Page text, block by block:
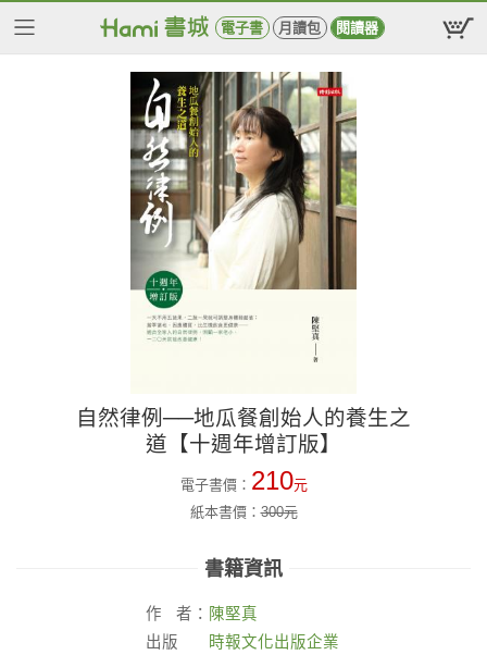
電子書 月讀包 閱讀器
自然律例──地瓜餐創始人的養生之
道【十週年增訂版】
電子書價： 210元
紙本書價：300元
書籍資訊
作 者： 陳堅真
出版
時報文化出版企業